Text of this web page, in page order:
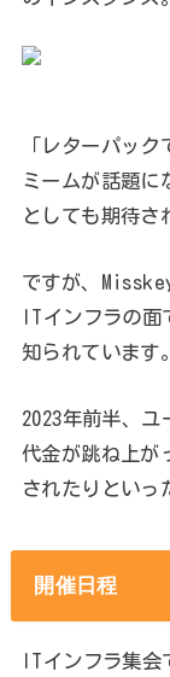
「レターパッ
ミームが話題
としても期待さ
ですが、
ITインフラの面
知られています。
2023年前半、
代金が跳ね上が
されたりといっ
開催日程
ITインフラ集